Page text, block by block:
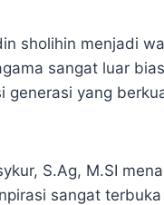
sholihin menjadi
sangat luar
generasi yang
S.Ag, M.SI
sangat